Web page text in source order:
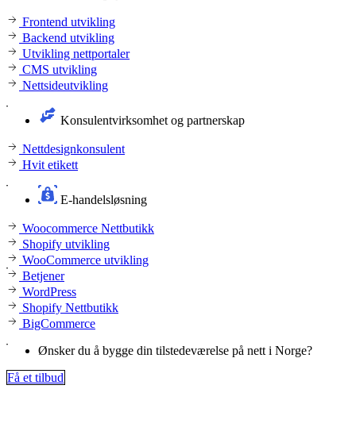
Frontend utvikling
Backend utvikling
Utvikling nettportaler
CMS utvikling
Nettsideutvikling
Konsulentvirksomhet og partnerskap
Nettdesignkonsulent
Hvit etikett
E-handelsløsning
Woocommerce Nettbutikk
Shopify utvikling
WooCommerce utvikling
Betjener
WordPress
Shopify Nettbutikk
BigCommerce
Ønsker du å bygge din tilstedeværelse på nett i Norge?
Få et tilbud